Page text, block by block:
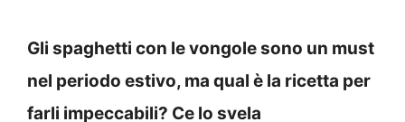
Gli spaghetti con le vongole sono un must
nel periodo estivo, ma qual è la ricetta per
farli impeccabili? Ce lo svela